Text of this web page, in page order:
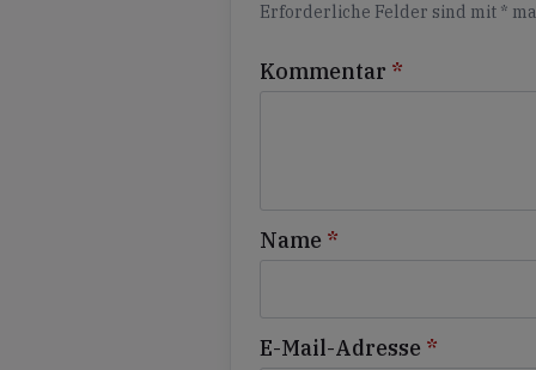
Erforderliche Felder sind mit *
Kommentar *
Name *
E-Mail-Adresse *